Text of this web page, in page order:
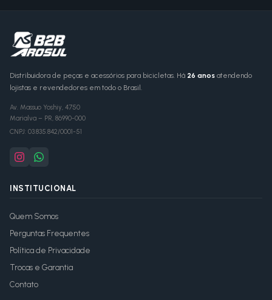
Distribuidora de peças e acessórios para bicicletas. Há 26 anos atendendo
lojistas e revendedores em todo o Brasil.
Av. Massuo Yoshiy, 4750
Marialva – PR, 86990-000
CNPJ: 03.835.842/0001-51
INSTITUCIONAL
Quem Somos
Perguntas Frequentes
Política de Privacidade
Trocas e Garantia
Contato